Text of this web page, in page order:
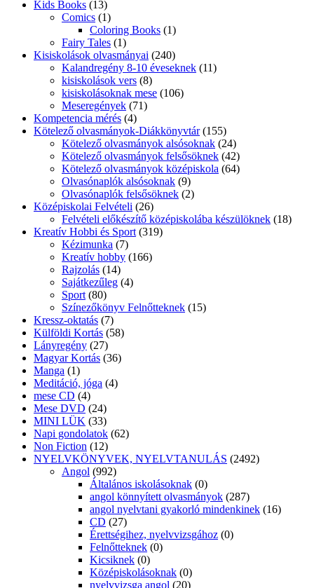
Kids Books (13)
Comics (1)
Coloring Books (1)
Fairy Tales (1)
Kisiskolások olvasmányai (240)
Kalandregény 8-10 éveseknek (11)
kisiskolások vers (8)
kisiskolásoknak mese (106)
Meseregények (71)
Kompetencia mérés (4)
Kötelező olvasmányok-Diákkönyvtár (155)
Kötelező olvasmányok alsósoknak (24)
Kötelező olvasmányok felsősöknek (42)
Kötelező olvasmányok középiskola (64)
Olvasónaplók alsósoknak (9)
Olvasónaplók felsősöknek (2)
Középiskolai Felvételi (26)
Felvételi előkészítő középiskolába készülöknek (18)
Kreatív Hobbi és Sport (319)
Kézimunka (7)
Kreatív hobby (166)
Rajzolás (14)
Sajátkezűleg (4)
Sport (80)
Színezőkönyv Felnőtteknek (15)
Kressz-oktatás (7)
Külföldi Kortás (58)
Lányregény (27)
Magyar Kortás (36)
Manga (1)
Meditáció, jóga (4)
mese CD (4)
Mese DVD (24)
MINI LÜK (33)
Napi gondolatok (62)
Non Fiction (12)
NYELVKÖNYVEK, NYELVTANULÁS (2492)
Angol (992)
Általános iskolásoknak (0)
angol könnyített olvasmányok (287)
angol nyelvtani gyakorló mindenkinek (16)
CD (27)
Érettségihez, nyelvvizsgához (0)
Felnőtteknek (0)
Kicsiknek (0)
Középiskolásoknak (0)
nyelvvizsga angol (20)